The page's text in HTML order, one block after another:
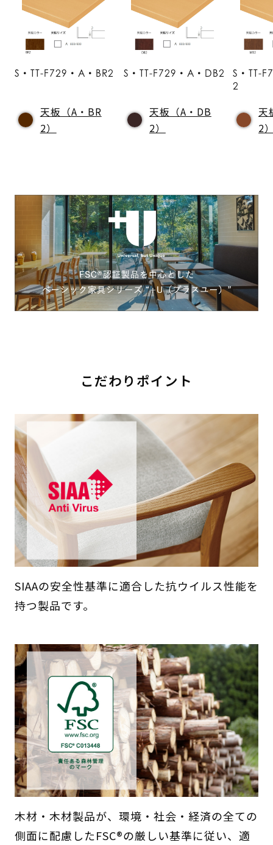
S・TT-F729・A・BR2
天板（A・BR
2）
S・TT-F729・A・DB2
天板（A・DB
2）
S・TT-
2
天
2
こだわりポイント
SIAAの安全性基準に適合した抗ウイルス性能を
持つ製品です。
木材・木材製品が、環境・社会・経済の全ての
側面に配慮したFSC®の厳しい基準に従い、適